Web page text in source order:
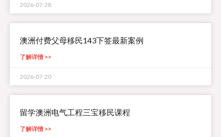
2026-07-28
澳洲付费父母移民143下签最新案例
了解详情 >>
2026-07-20
留学澳洲电气工程三宝移民课程
了解详情 >>